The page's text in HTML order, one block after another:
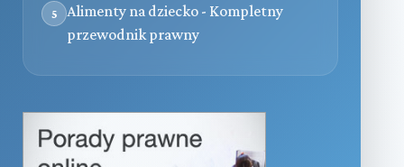
5
Alimenty na dziecko - Kompletny
przewodnik prawny